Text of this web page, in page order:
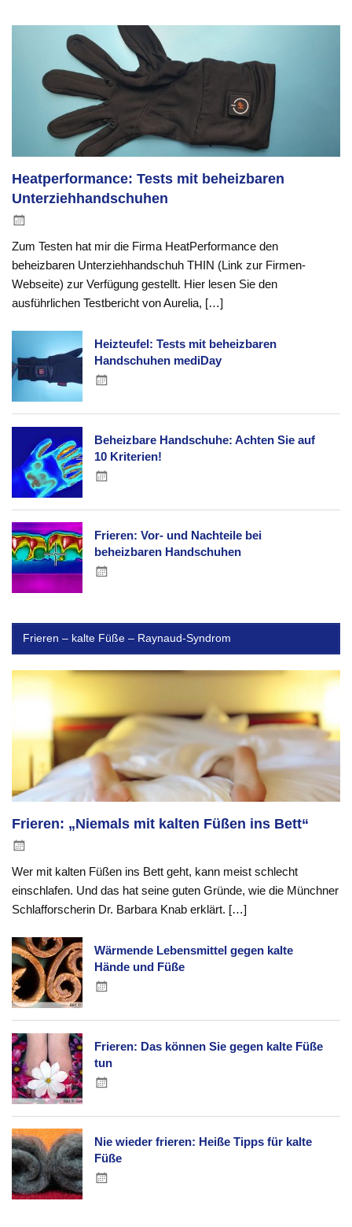
Heatperformance: Tests mit beheizbaren
Unterziehhandschuhen
Zum Testen hat mir die Firma HeatPerformance den
beheizbaren Unterziehhandschuh THIN (Link zur Firmen-
Webseite) zur Verfügung gestellt. Hier lesen Sie den
ausführlichen Testbericht von Aurelia, […]
Heizteufel: Tests mit beheizbaren
Handschuhen mediDay
Beheizbare Handschuhe: Achten Sie auf
10 Kriterien!
Frieren: Vor- und Nachteile bei
beheizbaren Handschuhen
Frieren – kalte Füße – Raynaud-Syndrom
Frieren: „Niemals mit kalten Füßen ins Bett“
Wer mit kalten Füßen ins Bett geht, kann meist schlecht
einschlafen. Und das hat seine guten Gründe, wie die Münchner
Schlafforscherin Dr. Barbara Knab erklärt. […]
Wärmende Lebensmittel gegen kalte
Hände und Füße
Frieren: Das können Sie gegen kalte Füße
tun
Nie wieder frieren: Heiße Tipps für kalte
Füße